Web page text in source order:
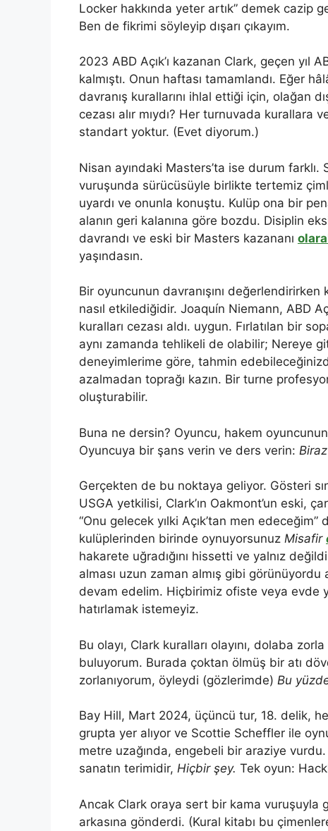
Locker hakkında yeter artık” demek cazip
Ben de fikrimi söyleyip dışarı çıkayım.
2023 ABD Açık’ı kazanan Clark, geçen yıl
kalmıştı. Onun haftası tamamlandı. Eğer
davranış kurallarını ihlal ettiği için, olağan
cezası alır mıydı? Her turnuvada kurallara
standart yoktur. (Evet diyorum.)
Nisan ayındaki Masters’ta ise durum
vuruşunda sürücüsüyle birlikte tertemiz
uyardı ve onunla konuştu. Kulüp ona bir
alanın geri kalanına göre bozdu. Disiplin
davrandı ve eski bir Masters kazananı
yaşındasın.
Bir oyuncunun davranışını değerlendirirken
nasıl etkilediğidir. Joaquín Niemann, ABD
kuralları cezası aldı. uygun. Fırlatılan bir
aynı zamanda tehlikeli de olabilir; Nereye
deneyimlerime göre, tahmin
azalmadan toprağı kazın. Bir turne
oluşturabilir.
Buna ne dersin? Oyuncu, hakem
Oyuncuya bir şans verin ve ders verin:
Gerçekten de bu noktaya geliyor. Gösteri
USGA yetkilisi, Clark’ın Oakmont’un eski,
“Onu gelecek yılki Açık’tan men
kulüplerinden birinde oynuyorsunuz Misafir
hakarete uğradığını hissetti ve yalnız
alması uzun zaman almış gibi
devam edelim. Hiçbirimiz ofiste veya evde
hatırlamak istemeyiz.
Bu olayı, Clark kuralları olayını, dolaba
buluyorum. Burada çoktan ölmüş bir atı
zorlanıyorum, öyleydi (gözlerimde) Bu
Bay Hill, Mart 2024, üçüncü tur, 18. delik,
grupta yer alıyor ve Scottie Scheffler ile
metre uzağında, engebeli bir araziye
sanatın terimidir, Hiçbir şey. Tek oyun:
Ancak Clark oraya sert bir kama
arkasına gönderdi. (Kural kitabı bu